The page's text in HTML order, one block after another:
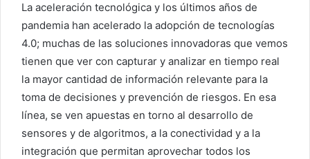
La aceleración tecnológica y los últimos años de
pandemia han acelerado la adopción de tecnologías
4.0; muchas de las soluciones innovadoras que vemos
tienen que ver con capturar y analizar en tiempo real
la mayor cantidad de información relevante para la
toma de decisiones y prevención de riesgos. En esa
línea, se ven apuestas en torno al desarrollo de
sensores y de algoritmos, a la conectividad y a la
integración que permitan aprovechar todos los